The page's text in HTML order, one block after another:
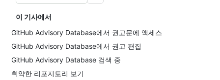
이 기사에서
GitHub Advisory Database에서 권고문에 액세스
GitHub Advisory Database에서 권고 편집
GitHub Advisory Database 검색 중
취약한 리포지토리 보기